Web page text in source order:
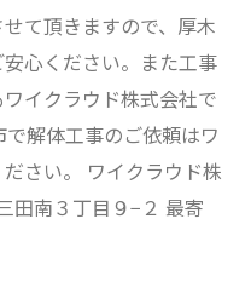
て頂きますので、厚木
心ください。また工事
イクラウド株式会社で
解体工事のご依頼はワ
さい。 ワイクラウド株
田南３丁目９−２ 最寄